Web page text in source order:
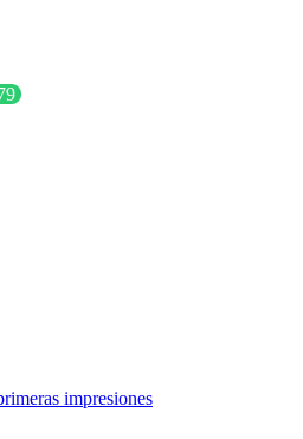
impresiones